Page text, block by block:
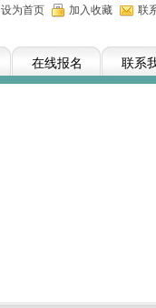
设为首页 加入收藏 联
在线报名 联系